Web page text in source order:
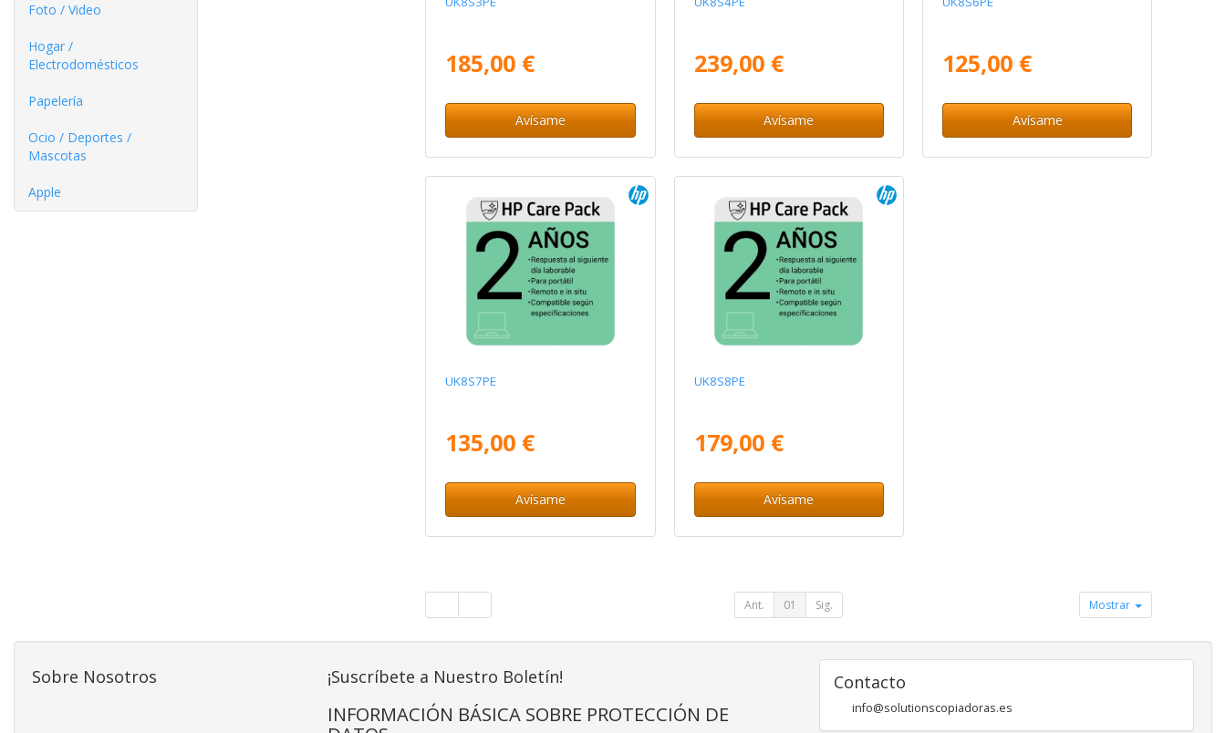
Foto / Video
Hogar /
Electrodomésticos
Papelería
Ocio / Deportes /
Mascotas
Apple
185,00 €
Avísame
239,00 €
Avísame
125,00 €
Avísame
UK8S7PE
135,00 €
Avísame
UK8S8PE
179,00 €
Avísame
Ant. 01 Sig. Mostrar
Sobre Nosotros ¡Suscríbete a Nuestro Boletín!
INFORMACIÓN BÁSICA SOBRE PROTECCIÓN DE
Contacto
info@solutionscopiadoras.es